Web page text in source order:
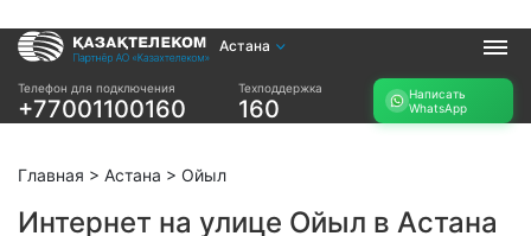
Астана
Телефон для подключения
+77001100160
Техподдержка
160
Написать
WhatsApp
Услуги
Интернет и ТВ в
Интернет и ТВ в
Интернет в офис
Главная > Астана > Ойыл
Интернет на улице Ойыл в Астана